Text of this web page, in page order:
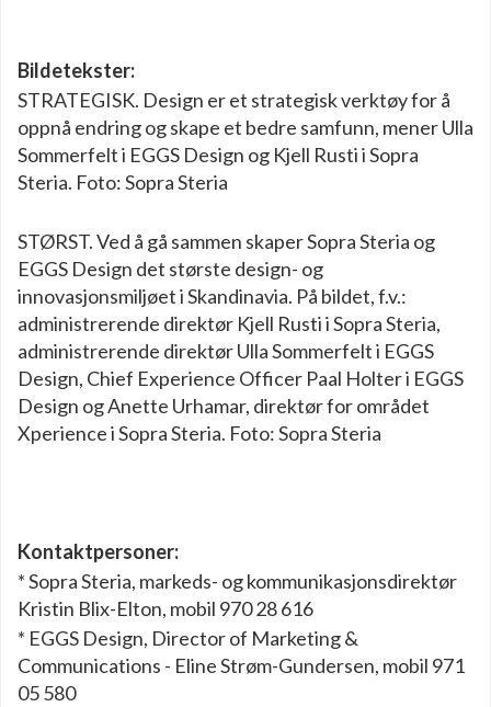
Bildetekster:
STRATEGISK. Design er et strategisk verktøy for å
oppnå endring og skape et bedre samfunn, mener Ulla
Sommerfelt i EGGS Design og Kjell Rusti i Sopra
Steria. Foto: Sopra Steria
STØRST. Ved å gå sammen skaper Sopra Steria og
EGGS Design det største design- og
innovasjonsmiljøet i Skandinavia. På bildet, f.v.:
administrerende direktør Kjell Rusti i Sopra Steria,
administrerende direktør Ulla Sommerfelt i EGGS
Design, Chief Experience Officer Paal Holter i EGGS
Design og Anette Urhamar, direktør for området
Xperience i Sopra Steria. Foto: Sopra Steria
Kontaktpersoner:
* Sopra Steria, markeds- og kommunikasjonsdirektør
Kristin Blix-Elton, mobil 970 28 616
* EGGS Design, Director of Marketing &
Communications - Eline Strøm-Gundersen, mobil 971
05 580